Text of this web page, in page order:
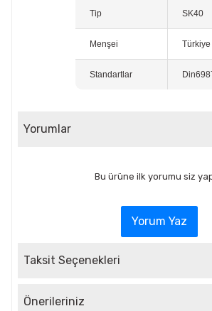
Tip SK40
Menşei Türkiye
Standartlar
Yorumlar
Bu ürüne ilk yorumu siz
Yorum Yaz
Taksit Seçenekleri
Önerileriniz